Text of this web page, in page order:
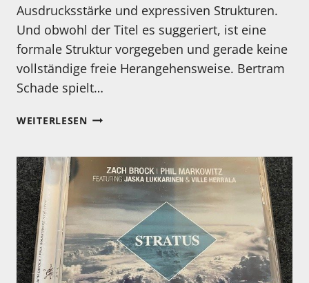
Ausdrucksstärke und expressiven Strukturen.
Und obwohl der Titel es suggeriert, ist eine
formale Struktur vorgegeben und gerade keine
vollständige freie Herangehensweise. Bertram
Schade spielt…
WEITERLESENMEIN
SCHADE:
LOTHAR
WINDSPERGER
15
IMPROVISATIONEN
FÜR
VIOLINE
SOLO